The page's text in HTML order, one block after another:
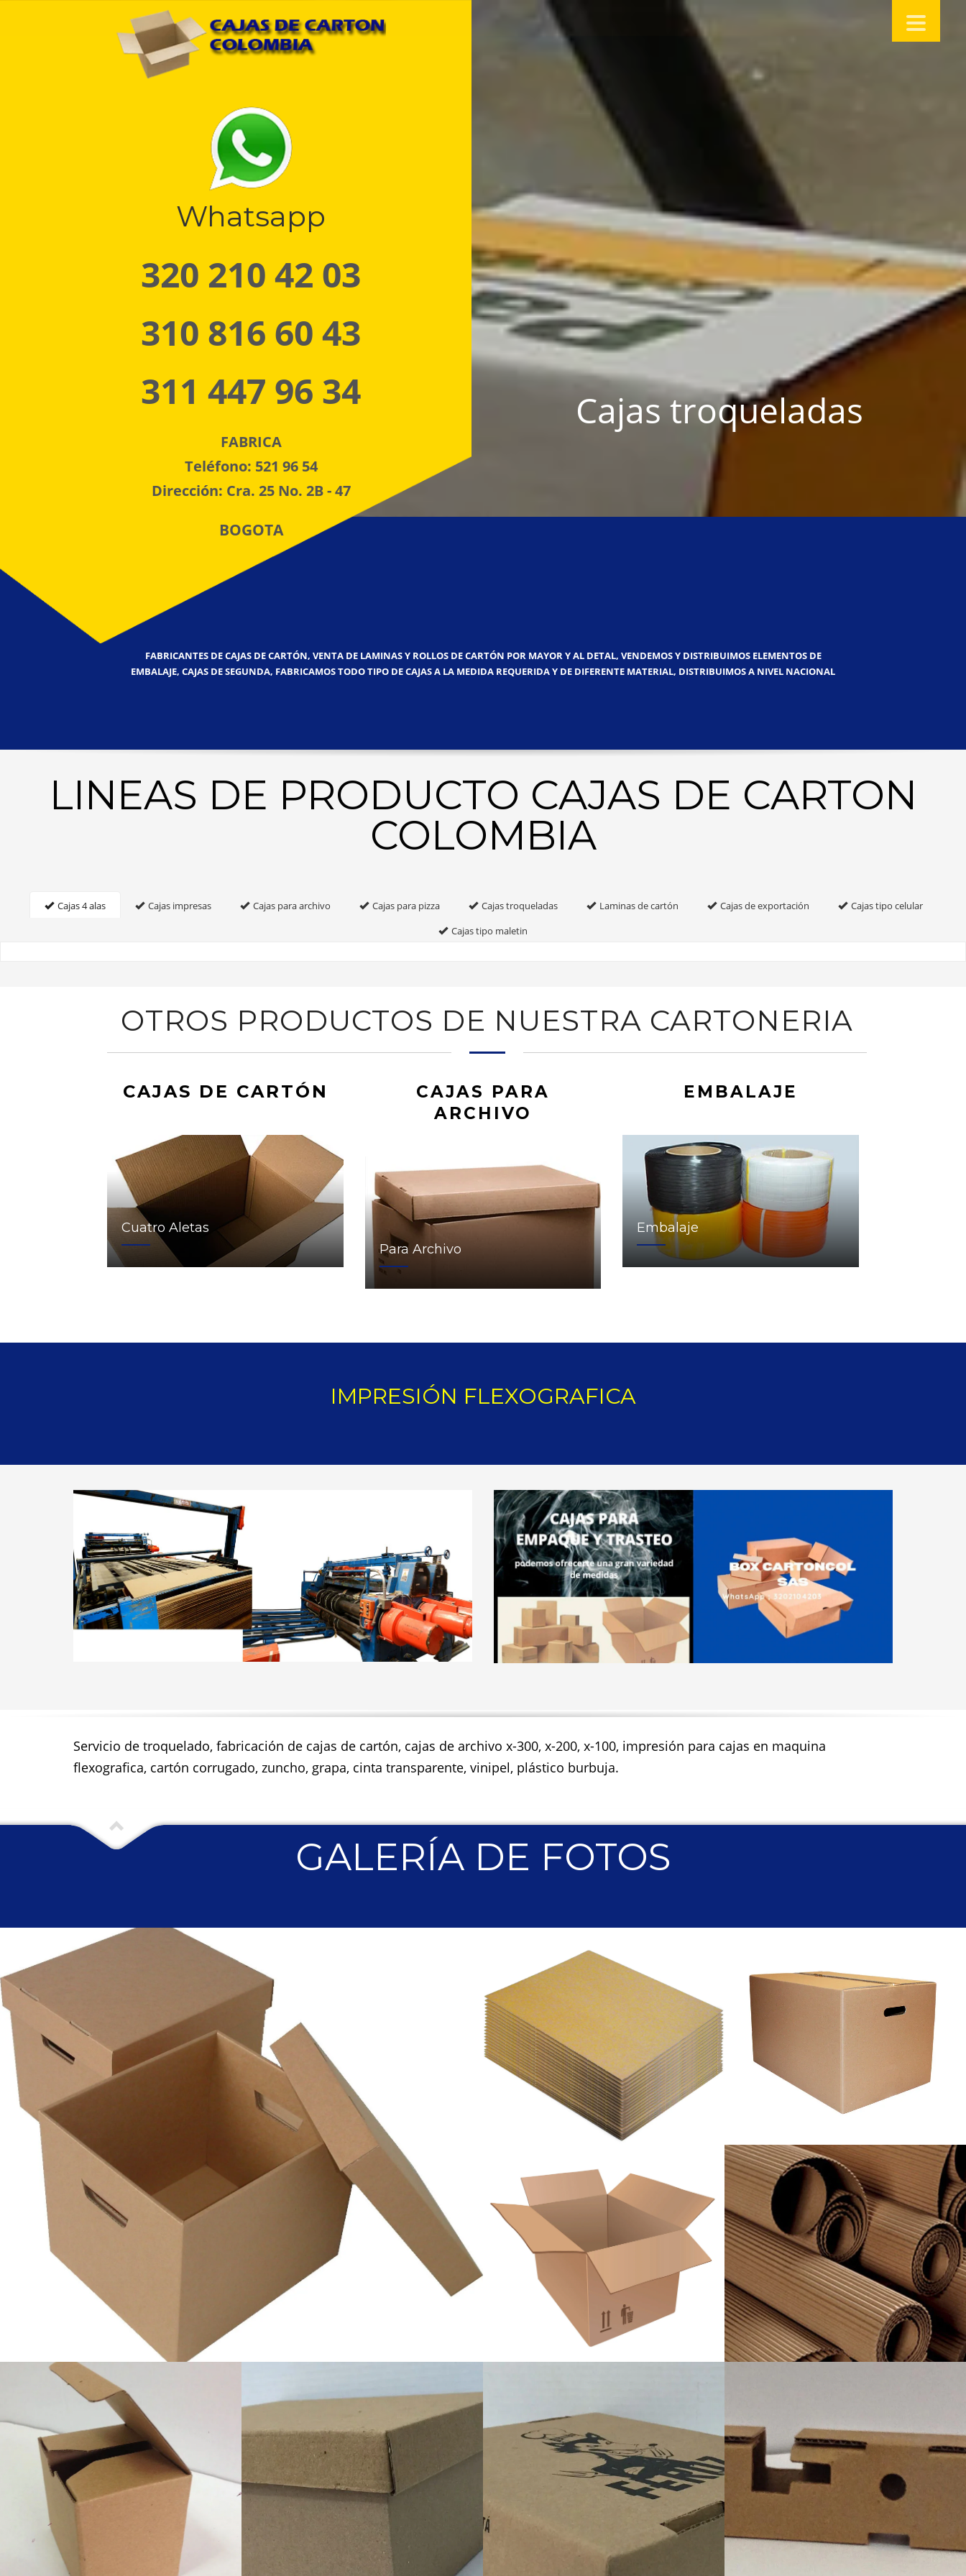
Whatsapp
320 210 42 03
310 816 60 43
311 447 96 34
FABRICA
Teléfono: 521 96 54
Dirección: Cra. 25 No. 2B - 47
BOGOTA
Cajas troqueladas
FABRICANTES DE CAJAS DE CARTÓN, VENTA DE LAMINAS Y ROLLOS DE CARTÓN POR MAYOR Y AL DETAL, VENDEMOS Y DISTRIBUIMOS ELEMENTOS DE
EMBALAJE, CAJAS DE SEGUNDA, FABRICAMOS TODO TIPO DE CAJAS A LA MEDIDA REQUERIDA Y DE DIFERENTE MATERIAL, DISTRIBUIMOS A NIVEL NACIONAL
LINEAS DE PRODUCTO CAJAS DE CARTON
COLOMBIA
Cajas 4 alas Cajas impresas Cajas para archivo Cajas para pizza Cajas troqueladas Laminas de cartón Cajas de exportación
Cajas tipo celular
Cajas tipo maletin
OTROS PRODUCTOS DE NUESTRA CARTONERIA
CAJAS DE CARTÓN
Cuatro Aletas
CAJAS PARA
ARCHIVO
Para Archivo
EMBALAJE
Embalaje
IMPRESIÓN FLEXOGRAFICA
Servicio de troquelado, fabricación de cajas de cartón, cajas de archivo x-300, x-200, x-100, impresión para cajas en maquina
flexografica, cartón corrugado, zuncho, grapa, cinta transparente, vinipel, plástico burbuja.
GALERÍA DE FOTOS